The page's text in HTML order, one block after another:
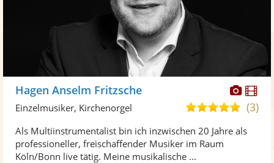
Fotos
Hagen Anselm Fritzsche
5,0
5
(3)
Einzelmusiker, Kirchenorgel
Als Multiinstrumentalist bin ich inzwischen 20 Jahre als
professioneller, freischaffender Musiker im Raum
Köln/Bonn live tätig. Meine musikalische ...